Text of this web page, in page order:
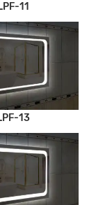
LPF-11
13